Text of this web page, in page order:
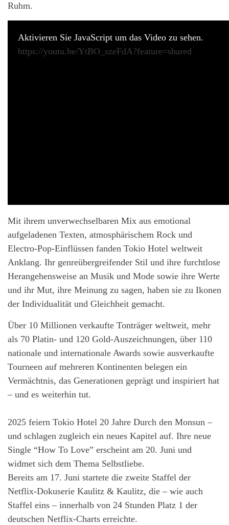
Ruhm.
Aktivieren Sie JavaScript um das Video zu sehen.
https://youtu.be/YtBO_szeFdA?feature=shared
Mit ihrem unverwechselbaren Mix aus emotional
aufgeladenen Texten, atmosphärischem Rock und
Electro-Pop-Einflüssen fanden Tokio Hotel weltweit
Anklang. Ihr genreübergreifender Stil und ihre furchtlose
Herangehensweise an Musik und Mode sowie ihre Werte
und ihr Mut, ihre Meinung zu sagen, haben sie zu Ikonen
der Individualität und Gleichheit gemacht.
Über 10 Millionen verkaufte Tonträger weltweit, mehr
als 70 Platin- und 120 Gold-Auszeichnungen, über 110
nationale und internationale Awards sowie ausverkaufte
Tourneen auf mehreren Kontinenten belegen ein
Vermächtnis, das Generationen geprägt und inspiriert hat
– und es weiterhin tut.
2025 feiern Tokio Hotel 20 Jahre Durch den Monsun –
und schlagen zugleich ein neues Kapitel auf. Ihre neue
Single “How To Love” erscheint am 20. Juni und
widmet sich dem Thema Selbstliebe.
Bereits am 17. Juni startete die zweite Staffel der
Netflix-Dokuserie Kaulitz & Kaulitz, die – wie auch
Staffel eins – innerhalb von 24 Stunden Platz 1 der
deutschen Netflix-Charts erreichte.